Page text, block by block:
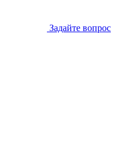
Задайте вопрос